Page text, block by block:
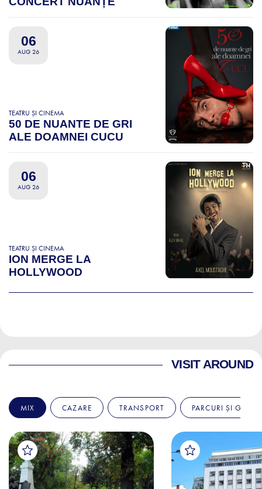
06
AUG 26
TEATRU ȘI CINEMA
50 DE NUANTE DE GRI
ALE DOAMNEI CUCU
06
AUG 26
TEATRU ȘI CINEMA
ION MERGE LA
HOLLYWOOD
VISIT AROUND
MIX CAZARE TRANSPORT PARCURI ȘI